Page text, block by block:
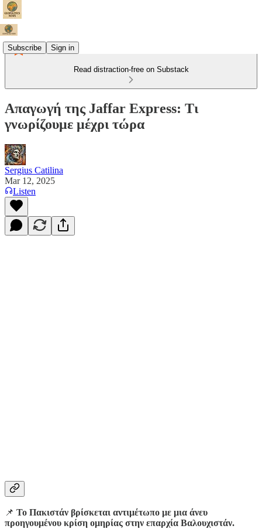
Subscribe Sign in
Read distraction-free on Substack
Απαγωγή της Jaffar Express: Τι
γνωρίζουμε μέχρι τώρα
Sergius Catilina
Mar 12, 2025
Listen
📌 Το Πακιστάν βρίσκεται αντιμέτωπο με μια άνευ
προηγουμένου κρίση ομηρίας στην επαρχία Βαλουχιστάν.